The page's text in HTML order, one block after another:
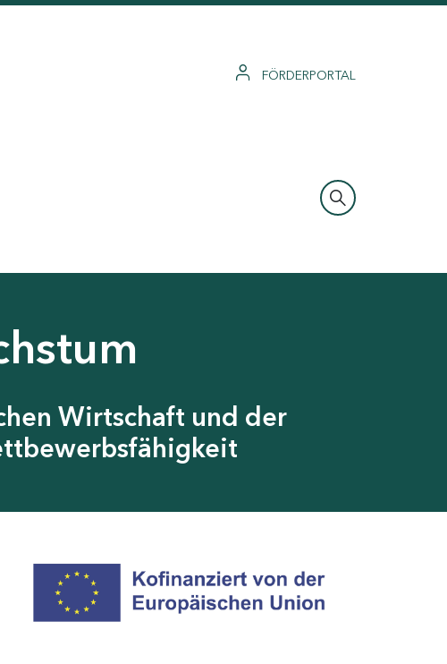
FÖRDERPORTAL
Wirtschaft und der